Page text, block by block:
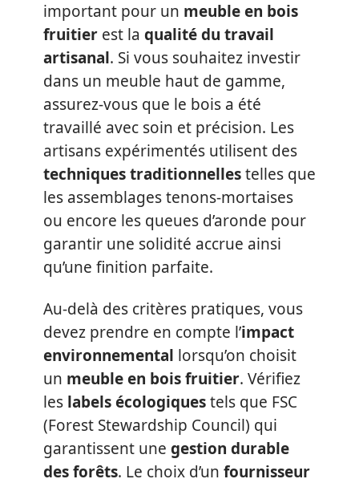
important pour un meuble en bois
fruitier est la qualité du travail
artisanal. Si vous souhaitez investir
dans un meuble haut de gamme,
assurez-vous que le bois a été
travaillé avec soin et précision. Les
artisans expérimentés utilisent des
techniques traditionnellestelles que
les assemblages tenons-mortaises
ou encore les queues d’aronde pour
garantir une solidité accrue ainsi
qu’une finition parfaite.
Au-delà des critères pratiques, vous
devez prendre en compte l’impact
environnemental lorsqu’on choisit
un meuble en bois fruitier. Vérifiez
les labels écologiquestels que FSC
(Forest Stewardship Council) qui
garantissent une gestion durable
des forêts. Le choix d’un fournisseur